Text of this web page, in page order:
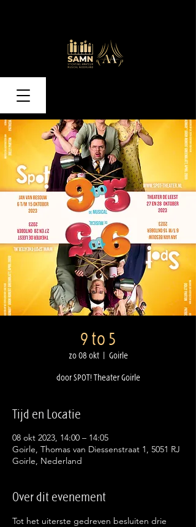
9 to 5
zo 08 okt
  |
Goirle
door SPOT! Theater Goirle
Tijd en Locatie
08 okt 2023, 14:00 – 14:05
Goirle, Thomas van Diessenstraat 1, 5051 RJ
Goirle, Nederland
Over dit evenement
Tot het uiterste gedreven besluiten drie